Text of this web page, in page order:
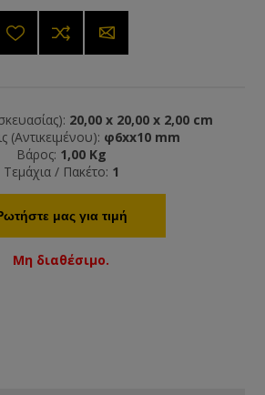
20,00 x 20,00 x 2,00 cm
(Αντικειμένου): φ6xx10 mm
Βάρος: 1,00 Kg
Τεμάχια / Πακέτο: 1
μας για τιμή
Μη διαθέσιμο.